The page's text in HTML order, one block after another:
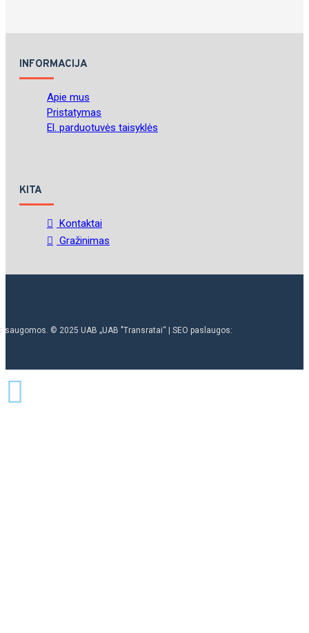
INFORMACIJA
Apie mus
Pristatymas
El. parduotuvės taisyklės
KITA
Kontaktai
Gražinimas
saugomos. © 2025 UAB „UAB "Transratai“ | SEO paslaugos: